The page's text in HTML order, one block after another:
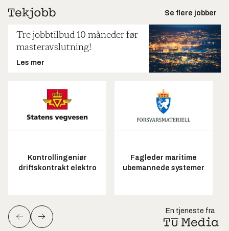
Se flere jobber
Tre jobbtilbud 10 måneder før
masteravslutning!
Les mer
Kontrollingeniør
driftskontrakt elektro
Fagleder maritime
ubemannede systemer
En tjeneste fra